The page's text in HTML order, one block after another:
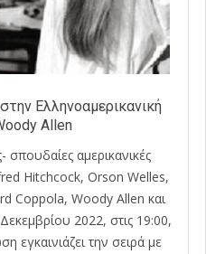
Ελληνοαμερικανική
Allen
αμερικανικές
Hitchcock, Orson Welles,
Coppola, Woody Allen και
2022, στις 19:00,
εγκαινιάζει την σειρά με